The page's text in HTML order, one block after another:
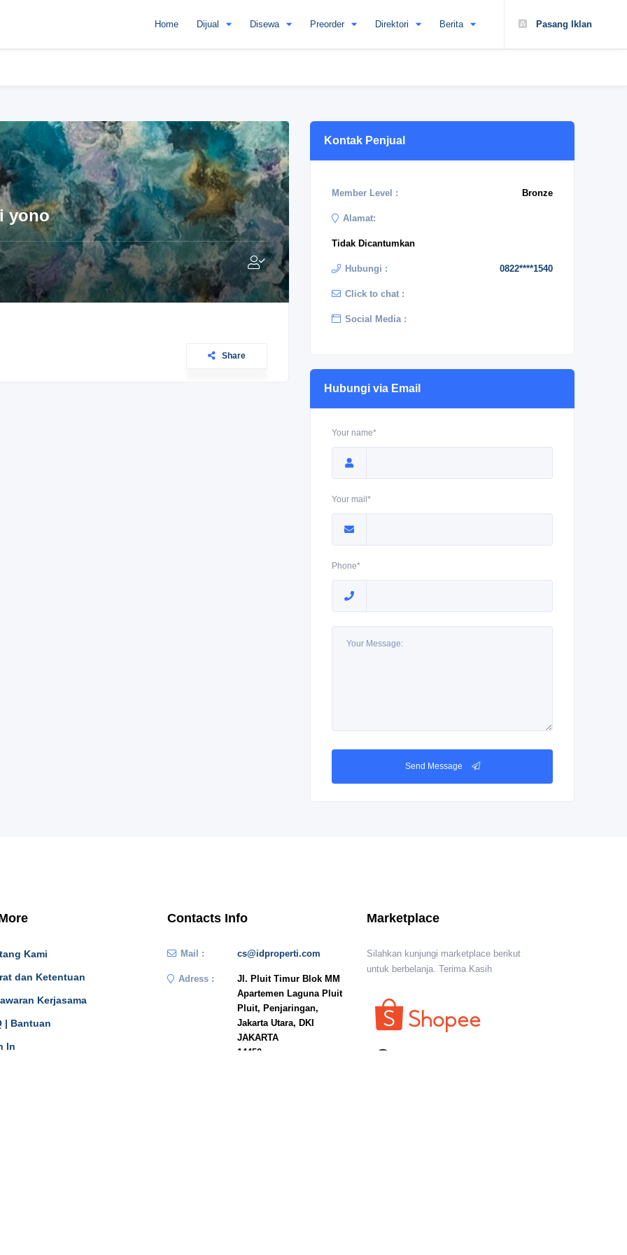
Pasang Iklan
Home Dijual Disewa Preorder Direktori Berita
yono
Share
Kontak Penjual
Member Level : Bronze
Alamat:
Tidak Dicantumkan
Hubungi : 0822****1540
Click to chat :
Social Media :
Hubungi via Email
Your name*
Your mail*
Phone*
Send Message
Kami
dan Ketentuan
Kerjasama
| Bantuan
In
Contacts Info
Mail : cs@idproperti.com
Adress :
Jl. Pluit Timur Blok MM
Apartemen Laguna Pluit
Pluit, Penjaringan,
Jakarta Utara, DKI
JAKARTA
14450
Marketplace
Silahkan kunjungi marketplace berikut
untuk berbelanja. Terima Kasih